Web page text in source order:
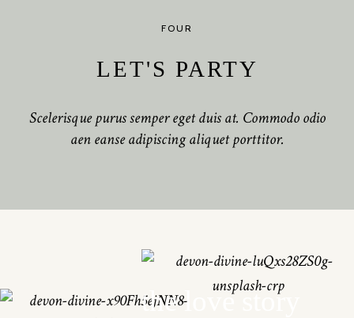
FOUR
LET'S PARTY
Scelerisque purus semper eget duis at. Commodo odio
aen eanse adipiscing aliquet porttitor.
the love story